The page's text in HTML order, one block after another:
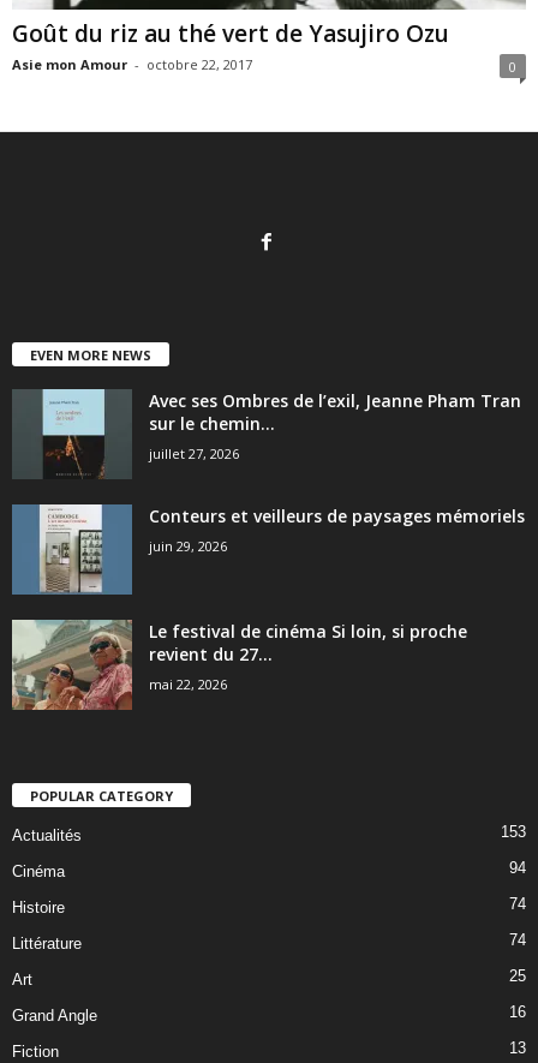
Goût du riz au thé vert de Yasujiro Ozu
Asie mon Amour - octobre 22, 2017 0
EVEN MORE NEWS
Avec ses Ombres de l’exil, Jeanne Pham Tran
sur le chemin...
juillet 27, 2026
Conteurs et veilleurs de paysages mémoriels
juin 29, 2026
Le festival de cinéma Si loin, si proche
revient du 27...
mai 22, 2026
POPULAR CATEGORY
Actualités 153
Cinéma 94
Histoire 74
Littérature 74
Art 25
Grand Angle 16
Fiction 13